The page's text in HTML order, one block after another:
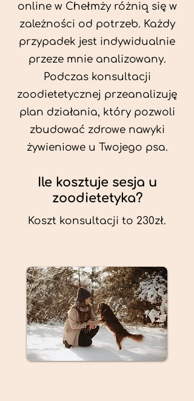
online w Chełmży różnią się w
zależności od potrzeb. Każdy
przypadek jest indywidualnie
przeze mnie analizowany.
Podczas konsultacji
zoodietetycznej przeanalizuję
plan działania, który pozwoli
zbudować zdrowe nawyki
żywieniowe u Twojego psa.
Ile kosztuje sesja u
zoodietetyka?
Koszt konsultacji to 230zł.